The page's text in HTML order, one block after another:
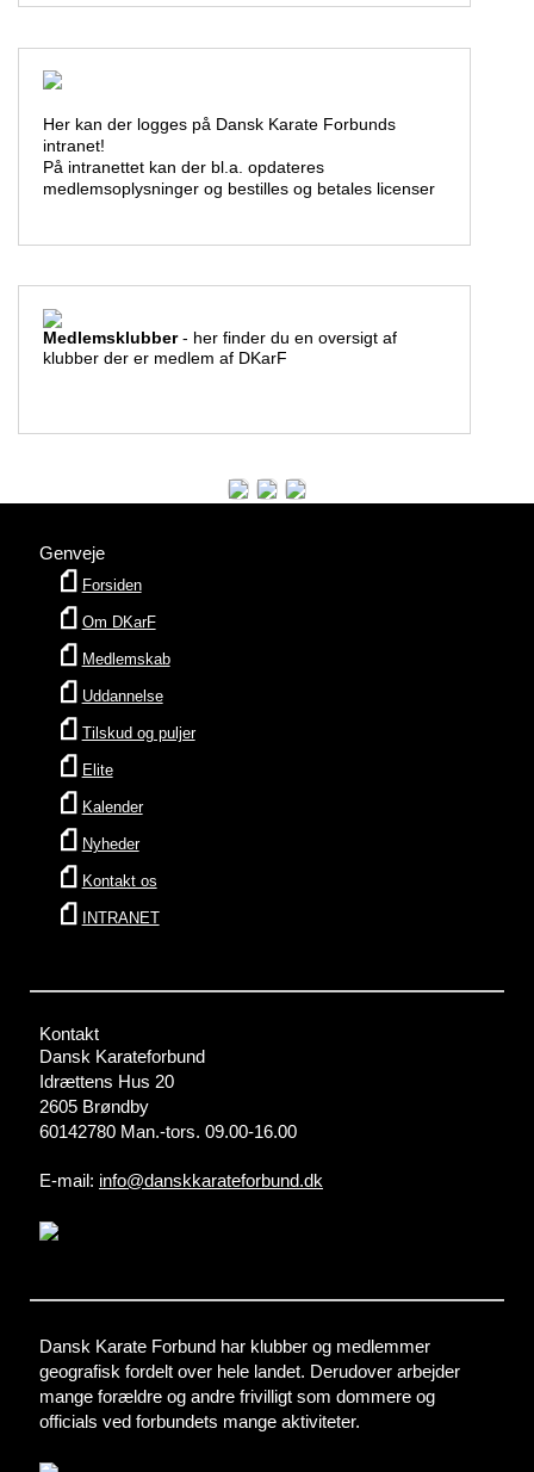
Her kan der logges på Dansk Karate Forbunds
intranet!
På intranettet kan der bl.a. opdateres
medlemsoplysninger og bestilles og betales licenser
Medlemsklubber- her finder du en oversigt af
klubber der er medlem af DKarF
Genveje
Forsiden
Om DKarF
Medlemskab
Uddannelse
Tilskud og puljer
Elite
Kalender
Nyheder
Kontakt os
INTRANET
Kontakt
Dansk Karateforbund
Idrættens Hus 20
2605 Brøndby
60142780 Man.-tors. 09.00-16.00
E-mail: info@danskkarateforbund.dk
Dansk Karate Forbund har klubber og medlemmer
geografisk fordelt over hele landet. Derudover arbejder
mange forældre og andre frivilligt som dommere og
officials ved forbundets mange aktiviteter.